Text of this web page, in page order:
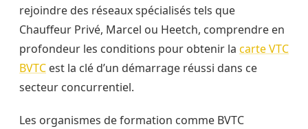
rejoindre des réseaux spécialisés tels que
Chauffeur Privé, Marcel ou Heetch, comprendre en
profondeur les conditions pour obtenir la carte VTC
BVTC est la clé d’un démarrage réussi dans ce
secteur concurrentiel.
Les organismes de formation comme BVTC